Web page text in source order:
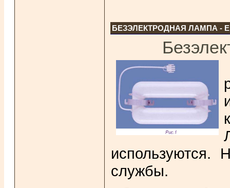
БЕЗЭЛЕКТРОДНАЯ ЛАМПА -
используются.
службы.